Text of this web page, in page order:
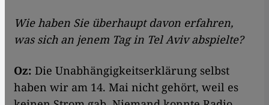
Wie haben Sie überhaupt davon erfahren,
was sich an jenem Tag in Tel Aviv abspielte?
Oz: Die Unabhängigkeitserklärung selbst
haben wir am 14. Mai nicht gehört, weil es